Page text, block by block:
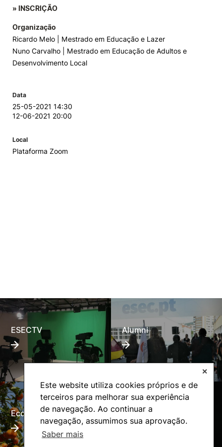
Este website utiliza cookies próprios e de
terceiros para melhorar sua experiência
de navegação. Ao continuar a
navegação, assumimos sua aprovação.
Saber mais
✕
» INSCRIÇÃO
Organização
Ricardo Melo | Mestrado em Educação e Lazer
Nuno Carvalho | Mestrado em Educação de Adultos e
Desenvolvimento Local
Data
25-05-2021 14:30
12-06-2021 20:00
Local
Plataforma Zoom
ESECTV Alumni
Eco-Escola Internacional